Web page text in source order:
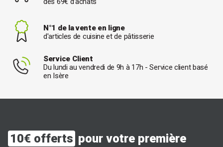
N°1 de la vente en ligne
d'articles de cuisine et de pâtisserie
Service Client
Du lundi au vendredi de 9h à 17h - Service client basé
en Isère
10€ offerts pour votre première